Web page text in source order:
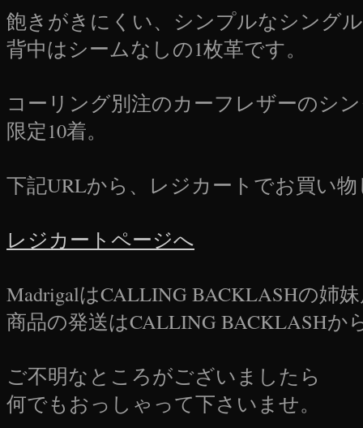
飽きがきにくい、シンプルなシング
背中はシームなしの1枚革です。
コーリング別注のカーフレザーのシ
限定10着。
下記URLから、レジカートでお買い
レジカートページへ
MadrigalはCALLING BACKLASHの姉
商品の発送はCALLING BACKLASHか
ご不明なところがございましたら
何でもおっしゃって下さいませ。